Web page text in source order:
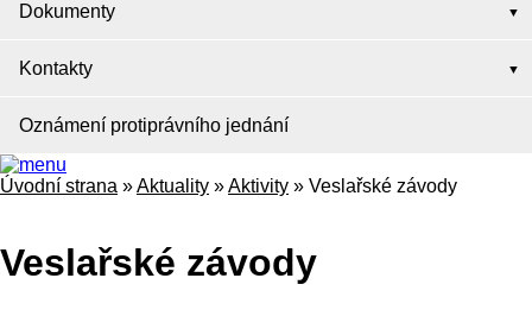
Dokumenty
Kontakty
Oznámení protiprávního jednání
Úvodní strana »Aktuality »Aktivity » Veslařské závody
Veslařské závody